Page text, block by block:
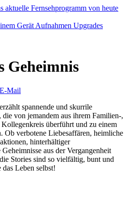
Gerät Aufnahmen Upgrades
Geheimnis
E-Mail
spannende und skurrile
von jemandem aus ihrem Familien-,
überführt und zu einem
Ob verbotene Liebesaffären, heimliche
hinterhältiger
aus der Vergangenheit
Stories sind so vielfältig, bunt und
Leben selbst!